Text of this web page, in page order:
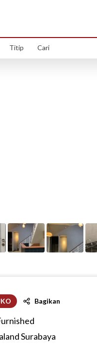
Titip Cari
Bagikan
Surabaya